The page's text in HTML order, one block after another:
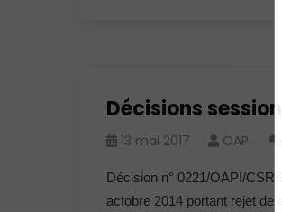
Décisions
13 mai 2017 OAPI
Décision n° 0221/OAPI/CSR
actobre 2014 portant rejet de